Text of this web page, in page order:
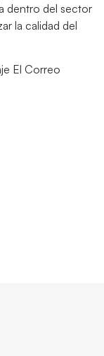
dentro del sector
la calidad del